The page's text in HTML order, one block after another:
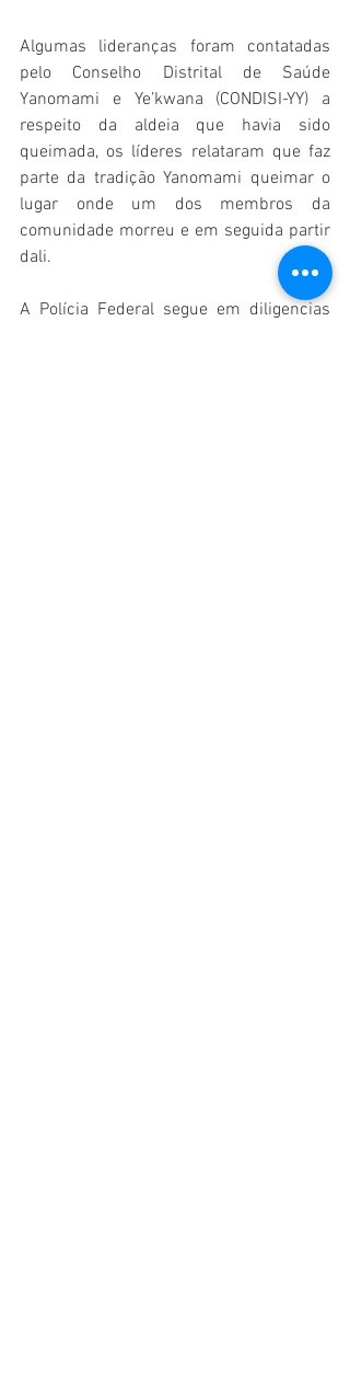
Algumas lideranças foram contatadas
pelo Conselho Distrital de Saúde
Yanomami e Ye’kwana (CONDISI-YY) a
respeito da aldeia que havia sido
queimada, os líderes relataram que faz
parte da tradição Yanomami queimar o
lugar onde um dos membros da
comunidade morreu e em seguida partir
dali.
A Polícia Federal segue em diligencias